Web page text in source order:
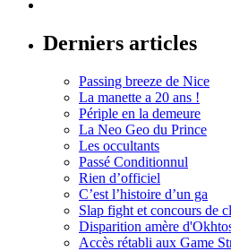
Derniers articles
Passing breeze de Nice
La manette a 20 ans !
Périple en la demeure
La Neo Geo du Prince
Les occultants
Passé Conditionnul
Rien d’officiel
C’est l’histoire d’un ga
Slap fight et concours de
Disparition amère
Accès rétabli aux Game